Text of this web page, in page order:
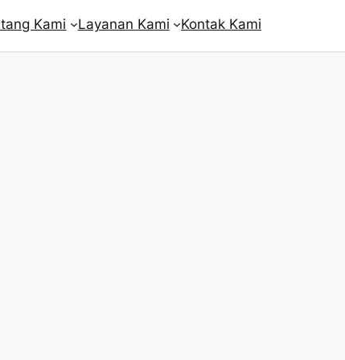
Kami Layanan Kami Kontak Kami